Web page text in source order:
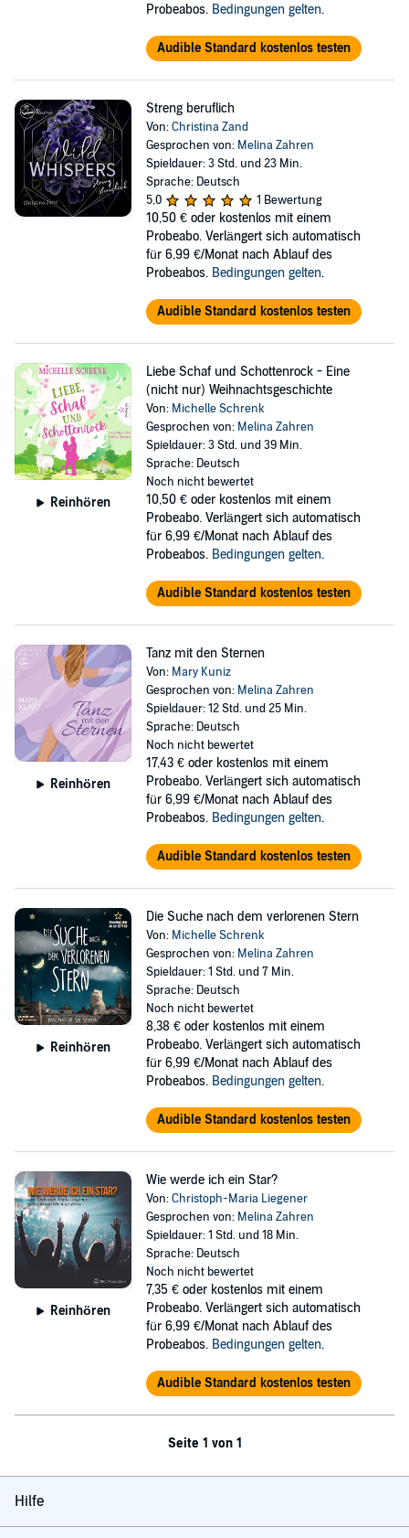
Probeabos. Bedingungen gelten.
Audible Standard kostenlos testen
Streng beruflich
Von:Christina Zand
Gesprochen von: Melina Zahren
Spieldauer: 3 Std. und 23 Min.
Sprache: Deutsch
5,0
1 Bewertung
10,50 € oder kostenlos mit einem
Probeabo. Verlängert sich automatisch
für 6,99 €/Monat nach Ablauf des
Probeabos. Bedingungen gelten.
Audible Standard kostenlos testen
Reinhören
Liebe Schaf und Schottenrock - Eine
(nicht nur) Weihnachtsgeschichte
Von: Michelle Schrenk
Gesprochen von: Melina Zahren
Spieldauer: 3 Std. und 39 Min.
Sprache: Deutsch
Noch nicht bewertet
10,50 € oder kostenlos mit einem
Probeabo. Verlängert sich automatisch
für 6,99 €/Monat nach Ablauf des
Probeabos. Bedingungen gelten.
Audible Standard kostenlos testen
Reinhören
Tanz mit den Sternen
Von: Mary Kuniz
Gesprochen von: Melina Zahren
Spieldauer: 12 Std. und 25 Min.
Sprache: Deutsch
Noch nicht bewertet
17,43 € oder kostenlos mit einem
Probeabo. Verlängert sich automatisch
für 6,99 €/Monat nach Ablauf des
Probeabos. Bedingungen gelten.
Audible Standard kostenlos testen
Reinhören
Die Suche nach dem verlorenen Stern
Von: Michelle Schrenk
Gesprochen von: Melina Zahren
Spieldauer: 1 Std. und 7 Min.
Sprache: Deutsch
Noch nicht bewertet
8,38 € oder kostenlos mit einem
Probeabo. Verlängert sich automatisch
für 6,99 €/Monat nach Ablauf des
Probeabos. Bedingungen gelten.
Audible Standard kostenlos testen
Reinhören
Wie werde ich ein Star?
Von:Christoph-Maria Liegener
Gesprochen von: Melina Zahren
Spieldauer: 1 Std. und 18 Min.
Sprache: Deutsch
Noch nicht bewertet
7,35 € oder kostenlos mit einem
Probeabo. Verlängert sich automatisch
für 6,99 €/Monat nach Ablauf des
Probeabos. Bedingungen gelten.
Audible Standard kostenlos testen
Seite 1 von 1
Hilfe